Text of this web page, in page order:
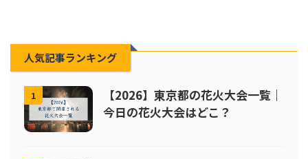
人気記事ランキング
1
【2026】東京都の花火大会一覧｜
今日の花火大会はどこ？